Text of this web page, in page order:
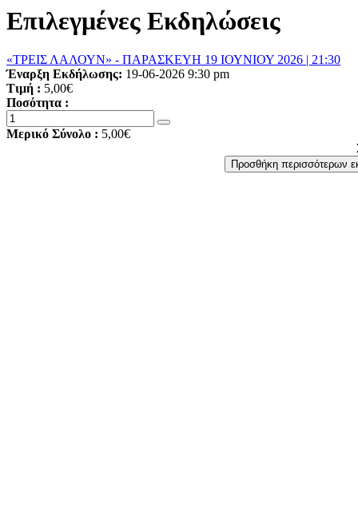
Επιλεγμένες Εκδηλώσεις
«ΤΡΕΙΣ ΛΑΛΟΥΝ» - ΠΑΡΑΣΚΕΥΗ 19 ΙΟΥΝΙΟΥ 2026 | 21:30
Έναρξη Εκδήλωσης: 19-06-2026 9:30 pm
Τιμή : 5,00€
Ποσότητα :
Μερικό Σύνολο : 5,00€
Προσθήκη περισσότερων